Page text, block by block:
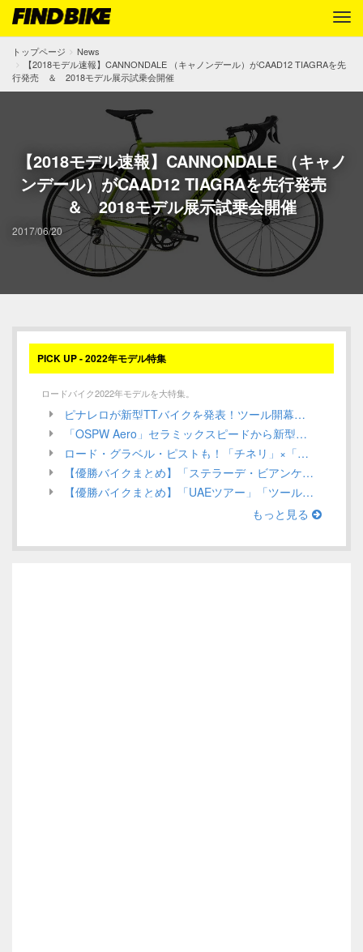
トップページ
News
【2018モデル速報】CANNONDALE （キャノンデール）がCAAD12 TIAGRAを先
行発売 ＆ 2018モデル展示試乗会開催
【2018モデル速報】CANNONDALE （キャノ
ンデール）がCAAD12 TIAGRAを先行発売
＆ 2018モデル展示試乗会開催
2017/06/20
PICK UP - 2022年モデル特集
ロードバイク2022年モデルを大特集。
ピナレロが新型TTバイクを発表！ツール開幕戦でガンナがステージ優勝を狙う！／ INEOS Grenadiers【Tour de France 2022】
「OSPW Aero」セラミックスピードから新型エアロプーリーシステムが発売！UCI規定による認定は？／CeramicSpeed
ロード・グラベル・ピストも！「チネリ」×「インテル」ミラノを代表する2つのアイコンがコラボアイテムを発表／Cinelli 2022年モデル ロードバイク
【優勝バイクまとめ】「ステラーデ・ビアンケ」ほか、3月第1週目／ロードレース 2022
【優勝バイクまとめ】「UAEツアー」「ツール・ド・ルワンダ」ほか、2月第4週目（Stage Race編）／ロードレース 2022
もっと見る